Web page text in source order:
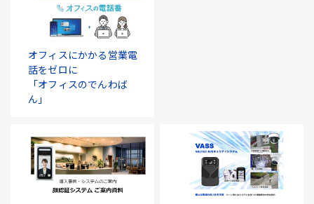
オフィスにかかる営業電
話をゼロに
「オフィスのでんわば
ん」